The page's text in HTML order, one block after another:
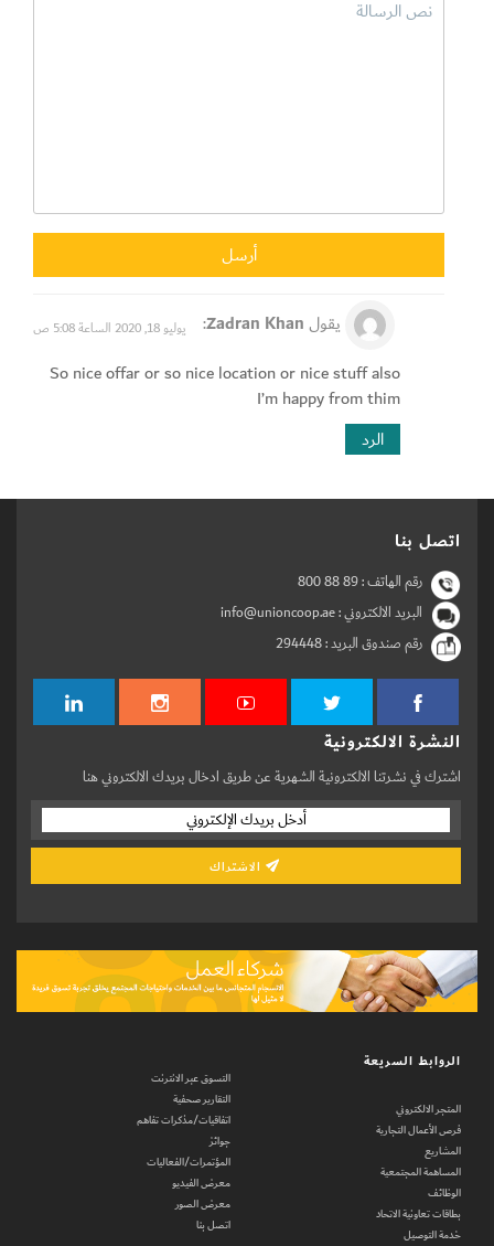
يقولZadran Khan
: يوليو 18, 2020 الساعة 5:08 ص
So nice offar or so nice location or nice stuff also
I’m happy from thim
الرد
اتصل بنا
رقم الهاتف :800 88 89
البريد الالكتروني : info@unioncoop.ae
رقم صندوق البريد :294448
النشرة الالكترونية
اشترك في نشرتنا الالكترونية الشهرية عن طريق ادخال بريدك الالكتروني هنا
الروابط السريعة
المتجر الالكتروني
فرص الأعمال التجارية
المشاريع
المساهمة المجتمعية
الوظائف
بطاقات تعاونية الاتحاد
خدمة التوصيل
التسوق عبر الانترنت
التقارير صحفية
اتفاقيات/مذكرات تفاهم
جوائز
المؤتمرات/الفعاليات
معرض الفيديو
معرض الصور
اتصل بنا